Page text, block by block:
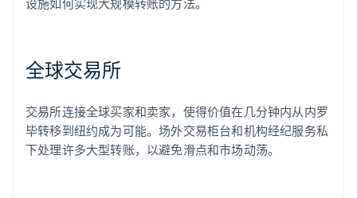
设施如何实现大规模转账的方法。
全球交易所
交易所连接全球买家和卖家，使得价值在几分钟内从内罗
毕转移到纽约成为可能。场外交易柜台和机构经纪服务私
下处理许多大型转账，以避免滑点和市场动荡。